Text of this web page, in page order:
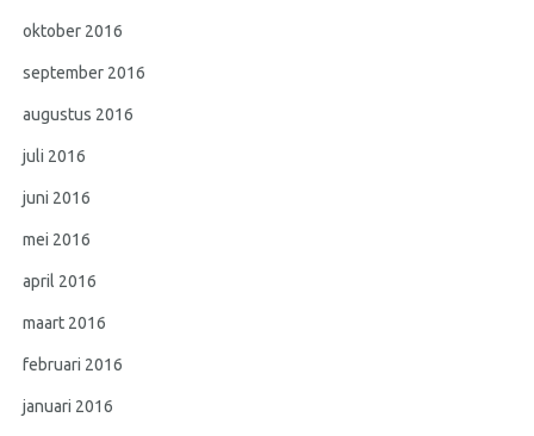
oktober 2016
september 2016
augustus 2016
juli 2016
juni 2016
mei 2016
april 2016
maart 2016
februari 2016
januari 2016